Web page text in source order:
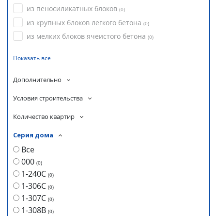
из пеносиликатных блоков (0)
из крупных блоков легкого бетона (0)
из мелких блоков ячеистого бетона (0)
Показать все
Дополнительно
Условия строительства
Количество квартир
Серия дома
Все
000 (0)
1-240С (0)
1-306С (0)
1-307С (0)
1-308В (0)